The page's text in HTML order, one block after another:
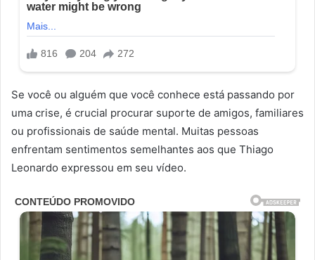
Se você ou alguém que você conhece está passando por
uma crise, é crucial procurar suporte de amigos, familiares
ou profissionais de saúde mental. Muitas pessoas
enfrentam sentimentos semelhantes aos que Thiago
Leonardo expressou em seu vídeo.